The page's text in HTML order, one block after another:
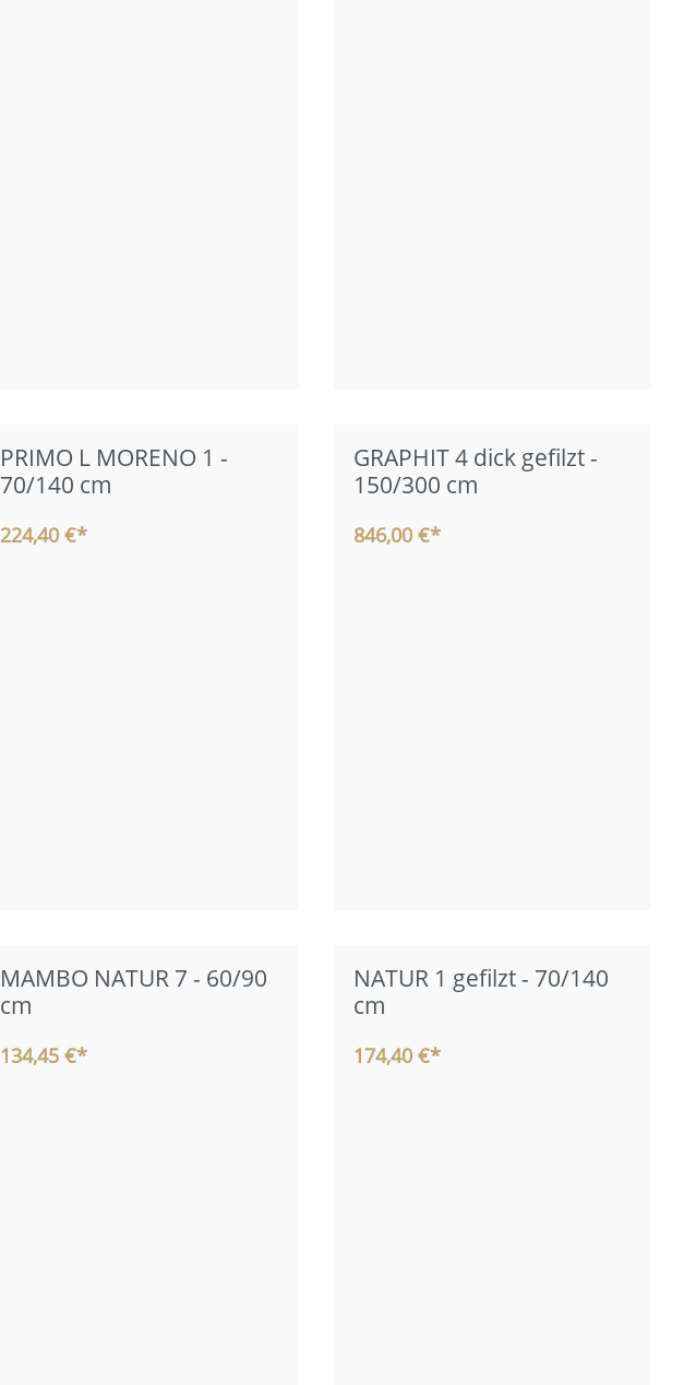
PRIMO L MORENO 1 -
70/140 cm
224,40 €*
GRAPHIT 4 dick gefilzt -
150/300 cm
846,00 €*
MAMBO NATUR 7 - 60/90
cm
134,45 €*
NATUR 1 gefilzt - 70/140
cm
174,40 €*